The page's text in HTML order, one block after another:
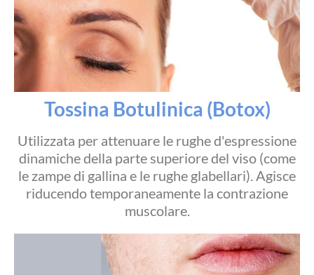
Tossina Botulinica (Botox)
Utilizzata per attenuare le rughe d'espressione
dinamiche della parte superiore del viso (come
le zampe di gallina e le rughe glabellari). Agisce
riducendo temporaneamente la contrazione
muscolare.